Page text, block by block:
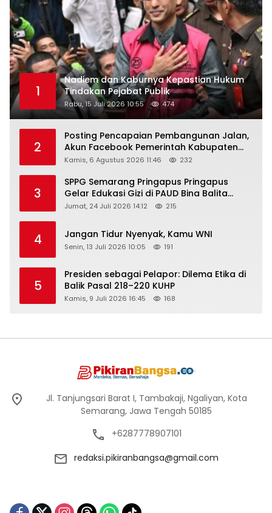
1
Nadiem dan Kaburnya Kepastian Hukum
Tindakan Pejabat Publik
Rabu, 15 Juli 2026 10:55 474
2
Posting Pencapaian Pembangunan Jalan,
Akun Facebook Pemerintah Kabupaten
Rembang “Dirujak” Warganet
Kamis, 6 Agustus 2026 11:46 232
3
SPPG Semarang Pringapus Pringapus
Gelar Edukasi Gizi di PAUD Bina Balita
Peringati Hari Anak Nasional 2026
Jumat, 24 Juli 2026 14:12 215
4 Jangan Tidur Nyenyak, Kamu WNI
Senin, 13 Juli 2026 10:05 191
5
Presiden sebagai Pelapor: Dilema Etika di
Balik Pasal 218–220 KUHP
Kamis, 9 Juli 2026 16:45 168
Jl. Tanjungsari Barat I, Tambakaji, Ngaliyan, Kota
Semarang, Jawa Tengah 50185
+6287778907101
redaksi.pikiranbangsa@gmail.com